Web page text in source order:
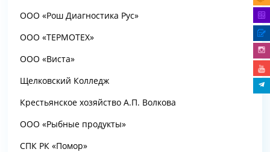
ООО «Рош Диагностика Рус»
ООО «ТЕРМОТЕХ»
ООО «Виста»
Щелковский Колледж
Крестьянское хозяйство А.П. Волкова
ООО «Рыбные продукты»
СПК РК «Помор»